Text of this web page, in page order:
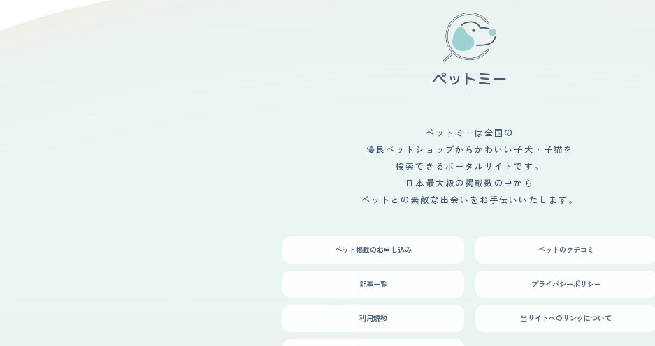
ペットミーは全国の
優良ペットショップからかわいい子犬・子猫を
検索できるポータルサイトです。
日本最大級の掲載数の中から
ペットとの素敵な出会いをお手伝いいたします。
ペット掲載のお申し込み ペットのクチコミ
記事一覧 プライバシーポリシー
利用規約 当サイトへのリンクについて